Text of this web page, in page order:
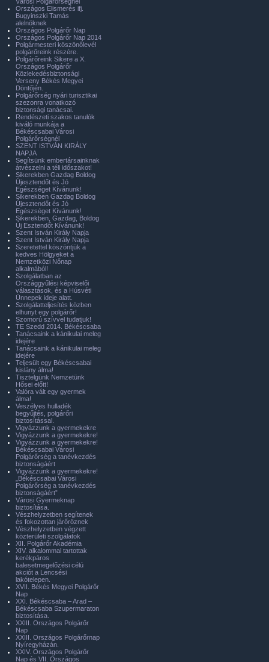
Országos Elismerés ifj.
Bugyinszki Tamás
alelnöknek
Országos Polgárőr Nap
Országos Polgárőr Nap 2014
Polgármesteri köszönőlevél
polgárőreink részére.
Polgárőreink Sikere a X.
Országos Polgárőr
Közlekedésbiztonsági
Verseny Békés Megyei
Döntőjén.
Polgárőrség nyári turisztikai
szezonra vonatkozó
biztonsági tanácsai.
Rendészeti szakos tanulók
kiváló munkája a
Békéscsabai Városi
Polgárőrségnél
SZENT ISTVÁN KIRÁLY
NAPJA
Segítsünk embertársainknak
átvészelni a téli időszakot!
Sikerekben Gazdag Boldog
Újesztendőt és Jó
Egészséget Kívánunk!
Sikerekben Gazdag Boldog
Újesztendőt és Jó
Egészséget Kívánunk!
Sikerekben, Gazdag, Boldog
Új Esztendőt Kívánunk!
Szent István Király Napja
Szent István Király Napja
Szeretettel köszöntjük a
kedves Hölgyeket a
Nemzetközi Nőnap
alkalmából!
Szolgálatban az
Országgyűlési képviselői
választások, és a Húsvéti
Ünnepek ideje alatt.
Szolgálatteljesítés közben
elhunyt egy polgárőr!
Szomorú szívvel tudatjuk!
TE Szedd 2014. Békéscsaba
Tanácsaink a kánikulai meleg
idejére
Tanácsaink a kánikulai meleg
idejére
Teljesült egy Békéscsabai
kislány álma!
Tisztelgünk Nemzetünk
Hősei előtt!
Valóra vált egy gyermek
álma!
Veszélyes hulladék
begyűjtés, polgárőri
biztosítással.
Vigyázzunk a gyermekekre
Vigyázzunk a gyermekekre!
Vigyázzunk a gyermekekre!
Békéscsabai Városi
Polgárőrség a tanévkezdés
biztonságáért
Vigyázzunk a gyermekekre!
„Békéscsabai Városi
Polgárőrség a tanévkezdés
biztonságáért”
Városi Gyermeknap
biztosítása.
Vészhelyzetben segítenek
és fokozottan járőröznek
Vészhelyzetben végzett
közterületi szolgálatok
XII. Polgárőr Akadémia
XIV. alkalommal tartottak
kerékpáros
balesetmegelőzési célú
akciót a Lencsési
lakótelepen.
XVII. Békés Megyei Polgárőr
Nap
XXI. Békéscsaba – Arad –
Békéscsaba Szupermaraton
biztosítása.
XXIII. Országos Polgárőr
Nap
XXIII. Országos Polgárőrnap
Nyíregyházán.
XXIV. Országos Polgárőr
Nap és VII. Országos